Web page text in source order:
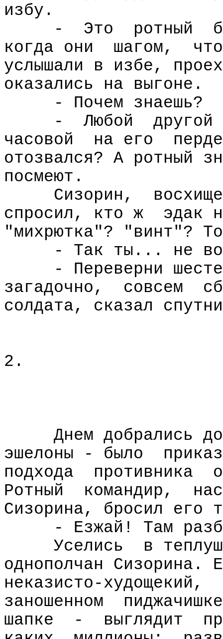
избу.
-
Это ротный
когда они
шагом,
услышали в избе,
оказались на выгоне.
- Почем знаешь?
-
Любой
другой
часовой
на его
отозвался? А ротный
посмеют.
Сизорин,
спросил, кто ж
эдак
"михрютка"? "винт"?
- Так ты... не
- Переверни
загадочно,
совсем
солдата, сказал
2.
Днем добрались
эшелоны - было
подхода
противника
Ротный
командир,
Сизорина, бросил его
- Езжай! Там
Уселись
в
однополчан Сизорина.
неказисто-худощекий,
заношенном
шапке
- выглядит